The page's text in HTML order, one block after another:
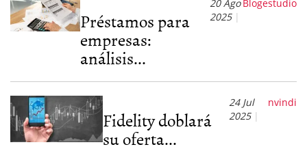
Préstamos para
empresas:
análisis...
20 Ago
2025
Blogestudio
Fidelity doblará
su oferta...
24 Jul
2025
nvindi